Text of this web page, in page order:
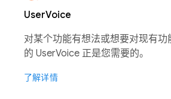
UserVoice
对某个功能有想法或想要对现有功
的 UserVoice 正是您需要的。
了解详情